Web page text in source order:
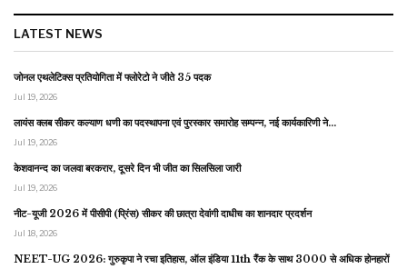
LATEST NEWS
जोनल एथलेटिक्स प्रतियोगिता में फ्लोरेटो ने जीते 35 पदक
Jul 19, 2026
लायंस क्लब सीकर कल्याण धणी का पदस्थापना एवं पुरस्कार समारोह सम्पन्न, नई कार्यकारिणी ने…
Jul 19, 2026
केशवानन्द का जलवा बरकरार, दूसरे दिन भी जीत का सिलसिला जारी
Jul 19, 2026
नीट-यूजी 2026 में पीसीपी (प्रिंस) सीकर की छात्रा देवांगी दाधीच का शानदार प्रदर्शन
Jul 18, 2026
NEET-UG 2026: गुरुकृपा ने रचा इतिहास, ऑल इंडिया 11th रैंक के साथ 3000 से अधिक होनहारों